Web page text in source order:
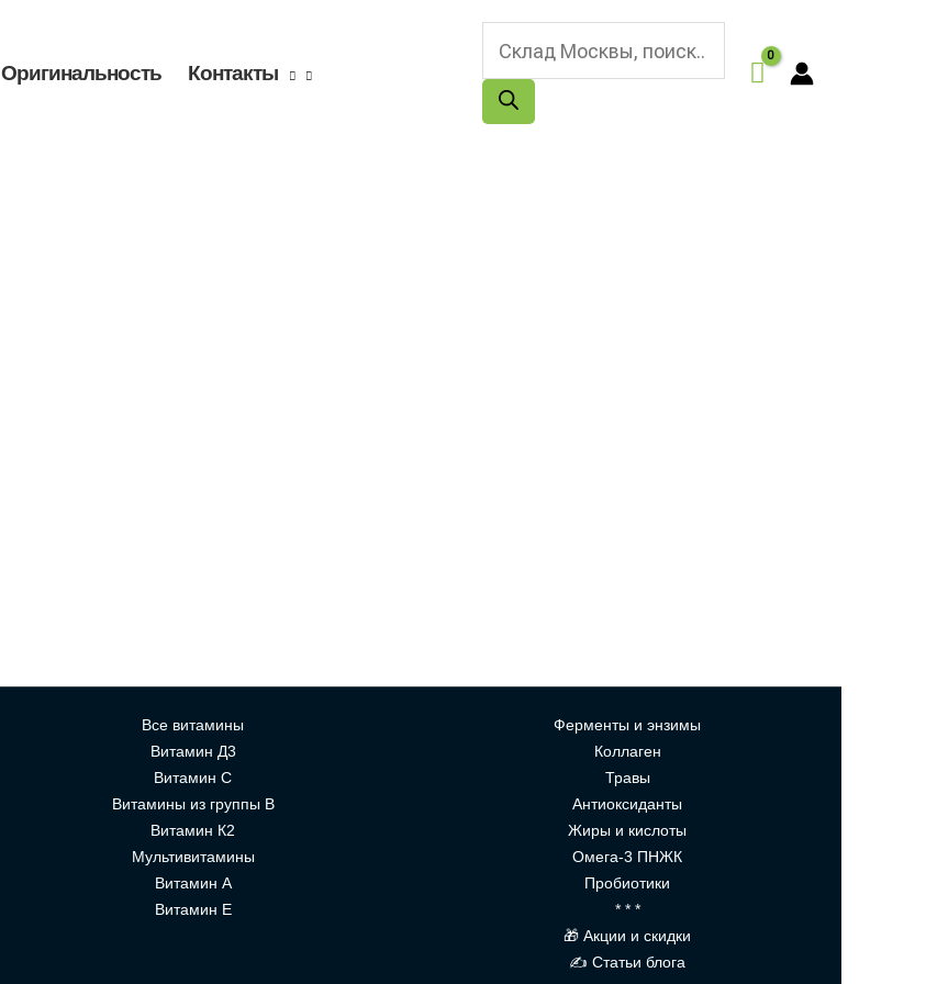
Оригинальность Контакты
Поиск
товаров
Все витамины
Витамин Д3
Витамин С
Витамины из группы В
Витамин К2
Мультивитамины
Витамин А
Витамин Е
Ферменты и энзимы
Коллаген
Травы
Антиоксиданты
Жиры и кислоты
Омега-3 ПНЖК
Пробиотики
* * *
🎁 Акции и скидки
✍ Статьи блога